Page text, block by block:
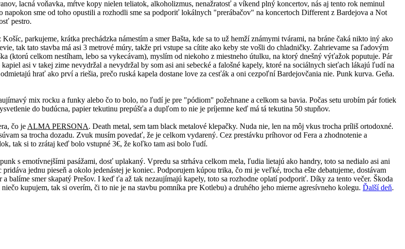
lacná voňavka, mŕtve kopy nielen teliatok, alkoholizmus, nenažratosť a víkend plný koncertov, nás aj tento rok neminul
sme od toho opustili a rozhodli sme sa podporiť lokálnych "prerábačov" na koncertoch Different z Bardejova a Not
pestro.
parkujeme, krátka prechádzka námestím a smer Bašta, kde sa to už hemží známymi tvárami, na bráne čaká nikto iný ako
tak tato stavba má asi 3 metrové múry, takže pri vstupe sa cítite ako keby ste vošli do chladničky. Zahrievame sa ľadovým
(ktorú celkom nestíham, lebo sa vykecávam), myslím od niekoho z miestneho útulku, na ktorý dnešný výťažok poputuje. Pár
asi v takej zime nevydržal a nevydržal by som asi ani sebecké a falošné kapely, ktoré na sociálnych sieťach lákajú ľudí na
hrať ako prví a riešia, prečo ruská kapela dostane love za cesťák a oni cezpoľní Bardejovčania nie. Punk kurva. Geňa.
mix rocku a funky alebo čo to bolo, no ľudí je pre "pódiom" požehnane a celkom sa bavia. Počas setu urobím pár fotiek
do budúcna, papier tekutinu prepúšťa a dupľom to nie je príjemne keď má tá tekutina 50 stupňov.
čo je ALMA PERSONA. Death metal, sem tam black metalové klepačky. Nuda nie, len na môj vkus trocha príliš ortodoxné.
sa trocha dozadu. Zvuk musím povedať, že je celkom vydarený. Cez prestávku príhovor od Fera a zhodnotenie a
tak si to zrátaj keď bolo vstupné 3€, že koľko tam asi bolo ľudí.
s emotívnejšími pasážami, dosť uplakaný. Vpredu sa strháva celkom mela, ľudia lietajú ako handry, toto sa nedialo asi ani
jednu pieseň a okolo jedenástej je koniec. Podporujem kúpou trika, čo mi je veľké, trocha ešte debatujeme, dostávam
smer skapatý Prešov. I keď ťa až tak nezaujímajú kapely, toto sa rozhodne oplatí podporiť. Díky za tento večer. Škoda
kupujem, tak si overím, či to nie je na stavbu pomníka pre Kotlebu) a druhého jeho mierne agresívneho kolegu. Ďalší deň.